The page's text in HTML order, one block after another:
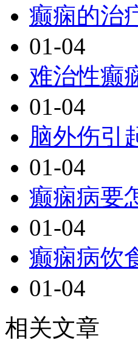
癫痫的治
01-04
难治性癫
01-04
脑外伤引
01-04
癫痫病要
01-04
癫痫病饮
01-04
相关文章